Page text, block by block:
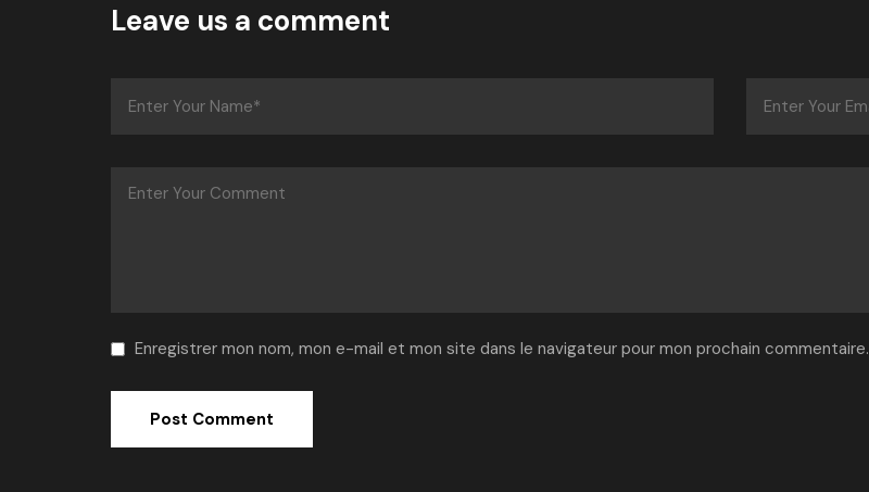
Leave us a comment
Enregistrer mon nom, mon e-mail et mon site dans le navigateur pour mon prochain commentaire.